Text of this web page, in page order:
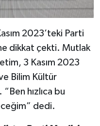
2023’teki Parti
dikkat çekti. Mutlak
3 Kasım 2023
Bilim Kültür
hızlıca bu
dedi.